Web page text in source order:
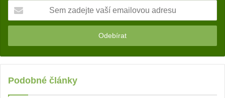
m
a
d
jPodobné články